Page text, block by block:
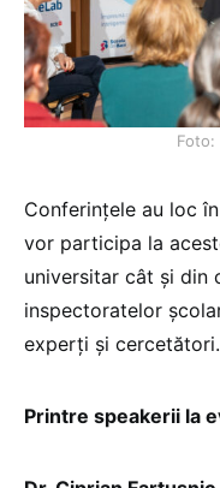
Foto:
Conferințele au loc
vor participa la
universitar cât și din
inspectoratelor
experți și cercetători.
Printre speakerii la